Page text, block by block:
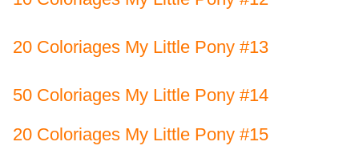
20 Coloriages My Little Pony #13
50 Coloriages My Little Pony #14
20 Coloriages My Little Pony #15